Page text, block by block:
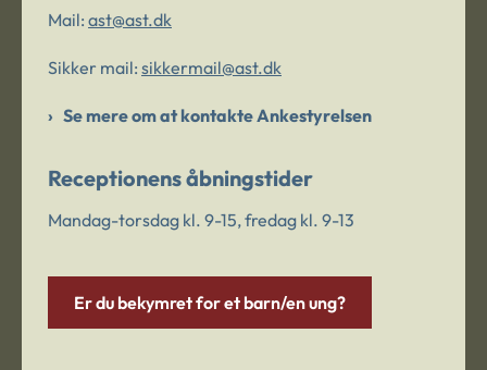
Mail: ast@ast.dk
Sikker mail: sikkermail@ast.dk
Se mere om at kontakte Ankestyrelsen
Receptionens åbningstider
Mandag-torsdag kl. 9-15, fredag kl. 9-13
Er du bekymret for et barn/en ung?